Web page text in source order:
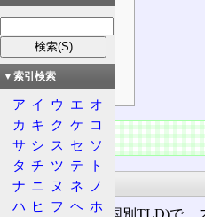
通信
情報処理
運輸・交通
その他
主な用途
通信
.sd ‐ ccTLD (国別TLD)で、
▼索引検索
ア イ ウ エ オ
カ キ ク ケ コ
サ シ ス セ ソ
タ チ ツ テ
ト
ナ ニ ヌ ネ
ノ
ハ ヒ フ ヘ ホ